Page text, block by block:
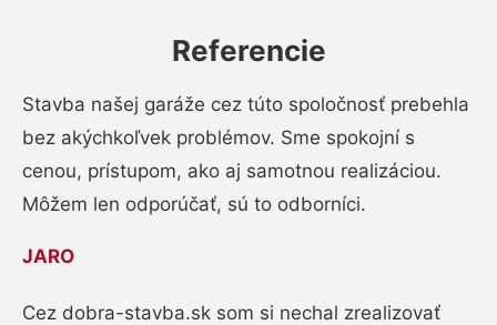
Referencie
Stavba našej garáže cez túto spoločnosť prebehla
bez akýchkoľvek problémov. Sme spokojní s
cenou, prístupom, ako aj samotnou realizáciou.
Môžem len odporúčať, sú to odborníci.
JARO
Cez dobra-stavba.sk som si nechal zrealizovať